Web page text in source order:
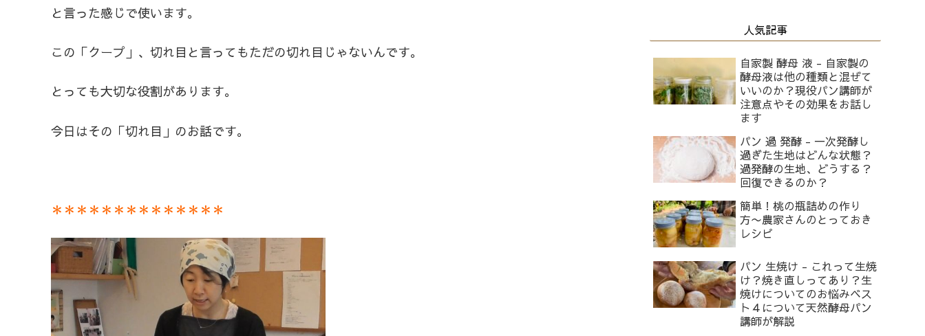
と言った感じで使います。
この「クープ」、切れ目と言ってもただの切れ目じゃないんです。
とっても大切な役割があります。
今日はその「切れ目」のお話です。
＊＊＊＊＊＊＊＊＊＊＊＊＊＊
人気記事
自家製 酵母 液 - 自家製の
酵母液は他の種類と混ぜて
いいのか？現役パン講師が
注意点やその効果をお話し
ます
パン 過 発酵 - 一次発酵し
過ぎた生地はどんな状態？
過発酵の生地、どうする？
回復できるのか？
簡単！桃の瓶詰めの作り
方〜農家さんのとっておき
レシピ
パン 生焼け - これって生焼
け？焼き直しってあり？生
焼けについてのお悩みベス
ト４について天然酵母パン
講師が解説